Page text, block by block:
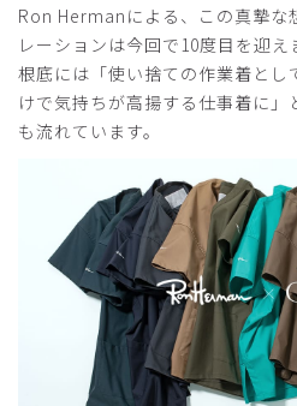
moon様
購入確認済み
どちらも着心地がとっても良い
愛用しています。丁寧に対応し
ます！ぜひ、札幌にも店舗を設
商品：R30レディース:Ron
ーコイズ/M
役に立った 0
Ron Hermanによる、この真摯な
レーションは今回で10度目を迎
根底には「使い捨ての作業着とし
けで気持ちが高揚する仕事着に」
も流れています。